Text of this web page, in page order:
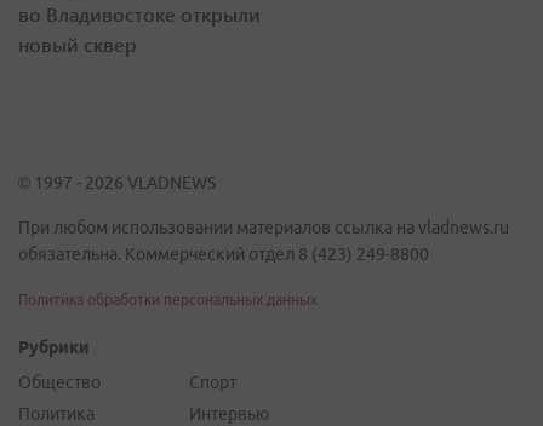
во Владивостоке открыли
новый сквер
© 1997 - 2026 VLADNEWS
При любом использовании материалов ссылка на vladnews.ru
обязательна. Коммерческий отдел 8 (423) 249-8800
Политика обработки персональных данных
Рубрики
Общество
Политика
Спорт
Интервью